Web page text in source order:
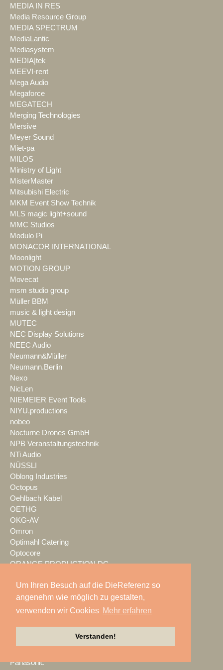
Um Ihren Besuch auf die DieReferenz so
angenehm wie möglich zu gestalten,
verwenden wir Cookies Mehr erfahren
Verstanden!
MEDIA IN RES
Media Resource Group
MEDIA SPECTRUM
MediaLantic
Mediasystem
MEDIA|tek
MEEVI-rent
Mega Audio
Megaforce
MEGATECH
Merging Technologies
Mersive
Meyer Sound
Miet-pa
MILOS
Ministry of Light
MisterMaster
Mitsubishi Electric
MKM Event Show Technik
MLS magic light+sound
MMC Studios
Modulo Pi
MONACOR INTERNATIONAL
Moonlight
MOTION GROUP
Movecat
msm studio group
Müller BBM
music & light design
MUTEC
NEC Display Solutions
NEEC Audio
Neumann&Müller
Neumann.Berlin
Nexo
NicLen
NIEMEIER Event Tools
NIYU.productions
nobeo
Nocturne Drones GmbH
NPB Veranstaltungstechnik
NTi Audio
NÜSSLI
Oblong Industries
Octopus
Oehlbach Kabel
OETHG
OKG-AV
Omron
Optimahl Catering
Optocore
ORANGE PRODUCTION DG
Otto Events
P2 Veranstaltungstechnik
PA-Line
Panasonic